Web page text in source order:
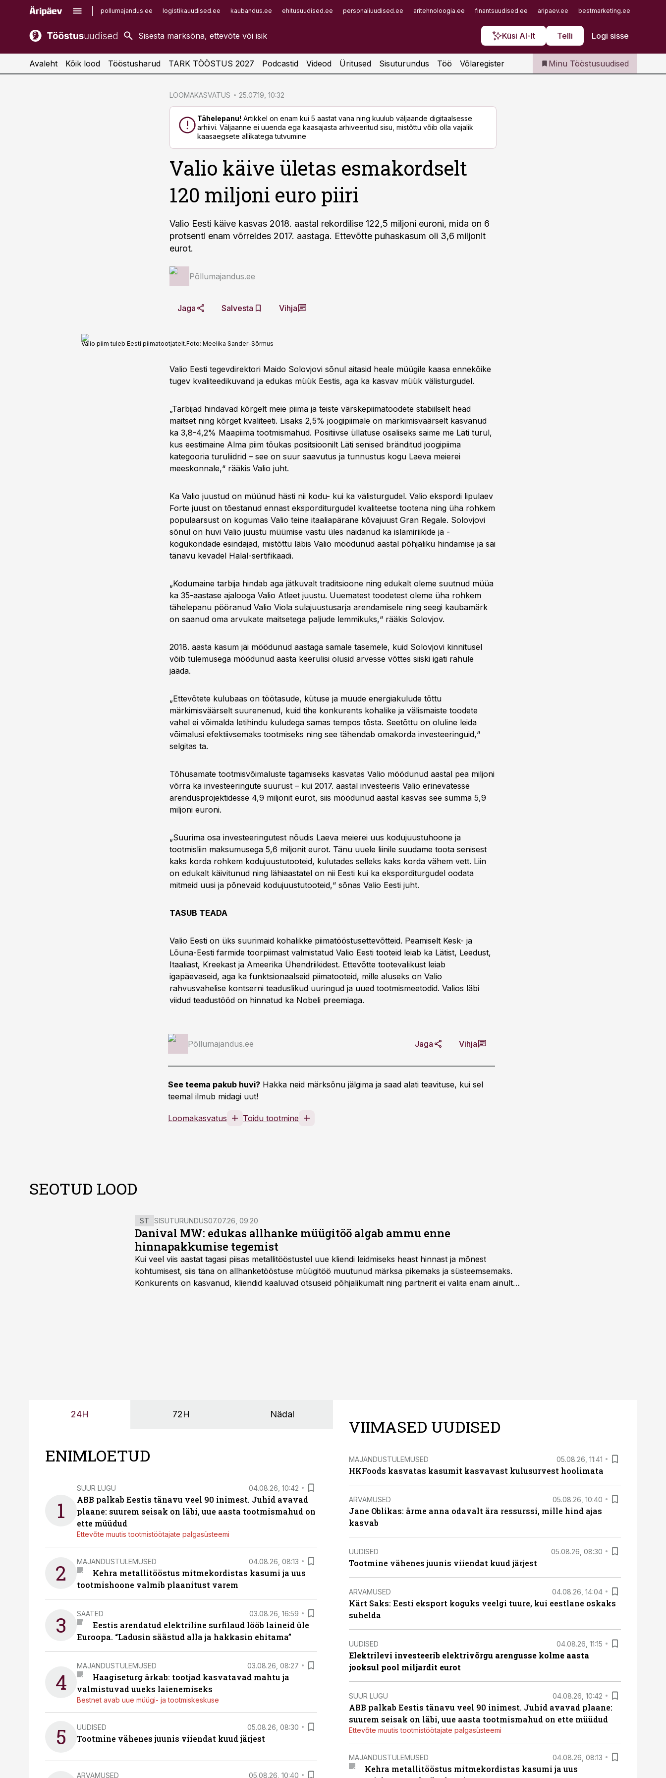
pollumajandus.ee logistikauudised.ee kaubandus.ee ehitusuudised.ee personaliuudised.ee aritehnoloogia.ee finantsuudised.ee aripaev.ee bestmarketing.ee
Küsi AI-lt Telli Logi sisse
kaubandus.ee
kinnisvarauudised.ee
imelineajalugu.ee
Infopank
Iseteenindus
Telli Tööstusuudised
Avaleht Kõik lood Tööstusharud TARK TÖÖSTUS 2027 Podcastid Videod Üritused Sisuturundus Töö Võlaregister Minu Tööstusuudised
LOOMAKASVATUS 25.07.19, 10:32
Tähelepanu! Artikkel on enam kui 5 aastat vana ning kuulub väljaande digitaalsesse
arhiivi. Väljaanne ei uuenda ega kaasajasta arhiveeritud sisu, mistõttu võib olla vajalik
kaasaegsete allikatega tutvumine
Valio käive ületas esmakordselt
120 miljoni euro piiri
Valio Eesti käive kasvas 2018. aastal rekordilise 122,5 miljoni euroni, mida on 6
protsenti enam võrreldes 2017. aastaga. Ettevõtte puhaskasum oli 3,6 miljonit
eurot.
Põllumajandus.ee
Jaga Salvesta Vihja
Valio piim tuleb Eesti piimatootjatelt.Foto: Meelika Sander-Sõrmus
Valio Eesti tegevdirektori Maido Solovjovi sõnul aitasid heale müügile kaasa ennekõike
tugev kvaliteedikuvand ja edukas müük Eestis, aga ka kasvav müük välisturgudel.
„Tarbijad hindavad kõrgelt meie piima ja teiste värskepiimatoodete stabiilselt head
maitset ning kõrget kvaliteeti. Lisaks 2,5% joogipiimale on märkimisväärselt kasvanud
ka 3,8-4,2% Maapiima tootmismahud. Positiivse üllatuse osaliseks saime me Läti turul,
kus eestimaine Alma piim tõukas positsioonilt Läti senised bränditud joogipiima
kategooria turuliidrid – see on suur saavutus ja tunnustus kogu Laeva meierei
meeskonnale,“ rääkis Valio juht.
Ka Valio juustud on müünud hästi nii kodu- kui ka välisturgudel. Valio ekspordi lipulaev
Forte juust on tõestanud ennast eksporditurgudel kvaliteetse tootena ning üha rohkem
populaarsust on kogumas Valio teine itaaliapärane kõvajuust Gran Regale. Solovjovi
sõnul on huvi Valio juustu müümise vastu üles näidanud ka islamiriikide ja -
kogukondade esindajad, mistõttu läbis Valio möödunud aastal põhjaliku hindamise ja sai
tänavu kevadel Halal-sertifikaadi.
„Kodumaine tarbija hindab aga jätkuvalt traditsioone ning edukalt oleme suutnud müüa
ka 35-aastase ajalooga Valio Atleet juustu. Uuematest toodetest oleme üha rohkem
tähelepanu pööranud Valio Viola sulajuustusarja arendamisele ning seegi kaubamärk
on saanud oma arvukate maitsetega paljude lemmikuks,“ rääkis Solovjov.
2018. aasta kasum jäi möödunud aastaga samale tasemele, kuid Solovjovi kinnitusel
võib tulemusega möödunud aasta keerulisi olusid arvesse võttes siiski igati rahule
jääda.
„Ettevõtete kulubaas on töötasude, kütuse ja muude energiakulude tõttu
märkimisväärselt suurenenud, kuid tihe konkurents kohalike ja välismaiste toodete
vahel ei võimalda letihindu kuludega samas tempos tõsta. Seetõttu on oluline leida
võimalusi efektiivsemaks tootmiseks ning see tähendab omakorda investeeringuid,“
selgitas ta.
Tõhusamate tootmisvõimaluste tagamiseks kasvatas Valio möödunud aastal pea miljoni
võrra ka investeeringute suurust – kui 2017. aastal investeeris Valio erinevatesse
arendusprojektidesse 4,9 miljonit eurot, siis möödunud aastal kasvas see summa 5,9
miljoni euroni.
„Suurima osa investeeringutest nõudis Laeva meierei uus kodujuustuhoone ja
tootmisliin maksumusega 5,6 miljonit eurot. Tänu uuele liinile suudame toota senisest
kaks korda rohkem kodujuustutooteid, kulutades selleks kaks korda vähem vett. Liin
on edukalt käivitunud ning lähiaastatel on nii Eesti kui ka eksporditurgudel oodata
mitmeid uusi ja põnevaid kodujuustutooteid,“ sõnas Valio Eesti juht.
TASUB TEADA
Valio Eesti on üks suurimaid kohalikke piimatööstusettevõtteid. Peamiselt Kesk- ja
Lõuna-Eesti farmide toorpiimast valmistatud Valio Eesti tooteid leiab ka Lätist, Leedust,
Itaaliast, Kreekast ja Ameerika Ühendriikidest. Ettevõtte tootevalikust leiab
igapäevaseid, aga ka funktsionaalseid piimatooteid, mille aluseks on Valio
rahvusvahelise kontserni teaduslikud uuringud ja uued tootmismeetodid. Valios läbi
viidud teadustööd on hinnatud ka Nobeli preemiaga.
Põllumajandus.ee Jaga Vihja
See teema pakub huvi? Hakka neid märksõnu jälgima ja saad alati teavituse, kui sel
teemal ilmub midagi uut!
Loomakasvatus Toidu tootmine
SEOTUD LOOD
ST SISUTURUNDUS07.07.26, 09:20
Danival MW: edukas allhanke müügitöö algab ammu enne
hinnapakkumise tegemist
Kui veel viis aastat tagasi piisas metallitööstustel uue kliendi leidmiseks heast hinnast ja mõnest
kohtumisest, siis täna on allhanketööstuse müügitöö muutunud märksa pikemaks ja süsteemsemaks.
Konkurents on kasvanud, kliendid kaaluvad otsuseid põhjalikumalt ning partnerit ei valita enam ainult
24H 72H Nädal
ENIMLOETUD
1
SUUR LUGU 04.08.26, 10:42
ABB palkab Eestis tänavu veel 90 inimest. Juhid avavad
plaane: suurem seisak on läbi, uue aasta tootmismahud on
ette müüdud
Ettevõte muutis tootmistöötajate palgasüsteemi
2 MAJANDUSTULEMUSED 04.08.26, 08:13
Kehra metallitööstus mitmekordistas kasumi ja uus
tootmishoone valmib plaanitust varem
3 SAATED 03.08.26, 16:59
Eestis arendatud elektriline surfilaud lööb laineid üle
Euroopa. “Ladusin säästud alla ja hakkasin ehitama”
4
MAJANDUSTULEMUSED 03.08.26, 08:27
Haagiseturg ärkab: tootjad kasvatavad mahtu ja
valmistuvad uueks laienemiseks
Bestnet avab uue müügi- ja tootmiskeskuse
5 UUDISED 05.08.26, 08:30
Tootmine vähenes juunis viiendat kuud järjest
ARVAMUSED 05.08.26, 10:40
VIIMASED UUDISED
MAJANDUSTULEMUSED 05.08.26, 11:41
HKFoods kasvatas kasumit kasvavast kulusurvest hoolimata
ARVAMUSED 05.08.26, 10:40
Jane Oblikas: ärme anna odavalt ära ressurssi, mille hind ajas
kasvab
UUDISED 05.08.26, 08:30
Tootmine vähenes juunis viiendat kuud järjest
ARVAMUSED 04.08.26, 14:04
Kärt Saks: Eesti eksport koguks veelgi tuure, kui eestlane oskaks
suhelda
UUDISED 04.08.26, 11:15
Elektrilevi investeerib elektrivõrgu arengusse kolme aasta
jooksul pool miljardit eurot
SUUR LUGU 04.08.26, 10:42
ABB palkab Eestis tänavu veel 90 inimest. Juhid avavad plaane:
suurem seisak on läbi, uue aasta tootmismahud on ette müüdud
Ettevõte muutis tootmistöötajate palgasüsteemi
MAJANDUSTULEMUSED 04.08.26, 08:13
Kehra metallitööstus mitmekordistas kasumi ja uus